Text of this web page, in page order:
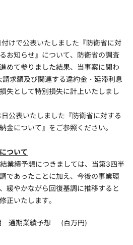
けで公表いたしました『防衛省に対
お知らせ』について、防衛省の調査
めて参りました結果、当事案に関わ
求額及び関連する違約金・延滞利息
失として特別損失に計上いたしまし
公表いたしました『防衛省に対する
金について』をご参照ください。
ついて
業績予想につきましては、当第3四半
であったことに加え、今後の事業環
緩やかながら回復基調に推移すると
正いたします。
通期業績予想 (百万円)